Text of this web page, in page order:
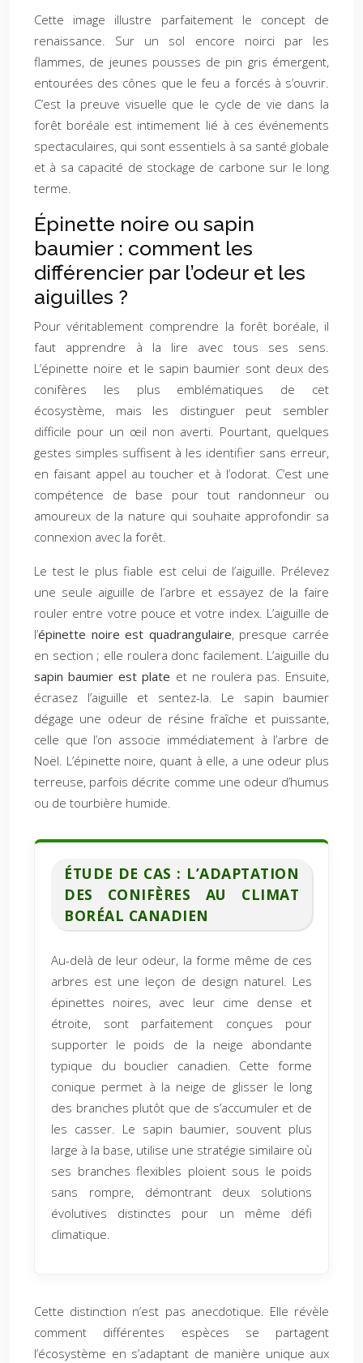
Cette image illustre parfaitement le concept de
renaissance. Sur un sol encore noirci par les
flammes, de jeunes pousses de pin gris émergent,
entourées des cônes que le feu a forcés à s’ouvrir.
C’est la preuve visuelle que le cycle de vie dans la
forêt boréale est intimement lié à ces événements
spectaculaires, qui sont essentiels à sa santé globale
et à sa capacité de stockage de carbone sur le long
terme.
Épinette noire ou sapin
baumier : comment les
différencier par l’odeur et les
aiguilles ?
Pour véritablement comprendre la forêt boréale, il
faut apprendre à la lire avec tous ses sens.
L’épinette noire et le sapin baumier sont deux des
conifères les plus emblématiques de cet
écosystème, mais les distinguer peut sembler
difficile pour un œil non averti. Pourtant, quelques
gestes simples suffisent à les identifier sans erreur,
en faisant appel au toucher et à l’odorat. C’est une
compétence de base pour tout randonneur ou
amoureux de la nature qui souhaite approfondir sa
connexion avec la forêt.
Le test le plus fiable est celui de l’aiguille. Prélevez
une seule aiguille de l’arbre et essayez de la faire
rouler entre votre pouce et votre index. L’aiguille de
l’épinette noire est quadrangulaire, presque carrée
en section ; elle roulera donc facilement. L’aiguille du
sapin baumier est plate et ne roulera pas. Ensuite,
écrasez l’aiguille et sentez-la. Le sapin baumier
dégage une odeur de résine fraîche et puissante,
celle que l’on associe immédiatement à l’arbre de
Noël. L’épinette noire, quant à elle, a une odeur plus
terreuse, parfois décrite comme une odeur d’humus
ou de tourbière humide.
ÉTUDE DE CAS : L’ADAPTATION
DES CONIFÈRES AU CLIMAT
BORÉAL CANADIEN
Au-delà de leur odeur, la forme même de ces
arbres est une leçon de design naturel. Les
épinettes noires, avec leur cime dense et
étroite, sont parfaitement conçues pour
supporter le poids de la neige abondante
typique du bouclier canadien. Cette forme
conique permet à la neige de glisser le long
des branches plutôt que de s’accumuler et de
les casser. Le sapin baumier, souvent plus
large à la base, utilise une stratégie similaire où
ses branches flexibles ploient sous le poids
sans rompre, démontrant deux solutions
évolutives distinctes pour un même défi
climatique.
Cette distinction n’est pas anecdotique. Elle révèle
comment différentes espèces se partagent
l’écosystème en s’adaptant de manière unique aux